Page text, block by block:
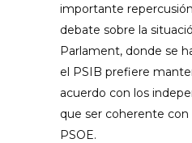
importante
debate sobre la
Parlament, donde se
el PSIB prefiere
acuerdo con los
que ser coherente con
PSOE.